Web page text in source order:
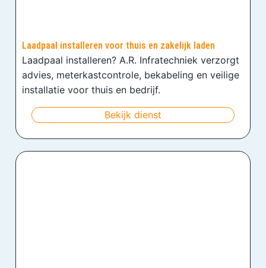
Laadpaal installeren voor thuis en zakelijk laden
Laadpaal installeren? A.R. Infratechniek verzorgt
advies, meterkastcontrole, bekabeling en veilige
installatie voor thuis en bedrijf.
Bekijk dienst